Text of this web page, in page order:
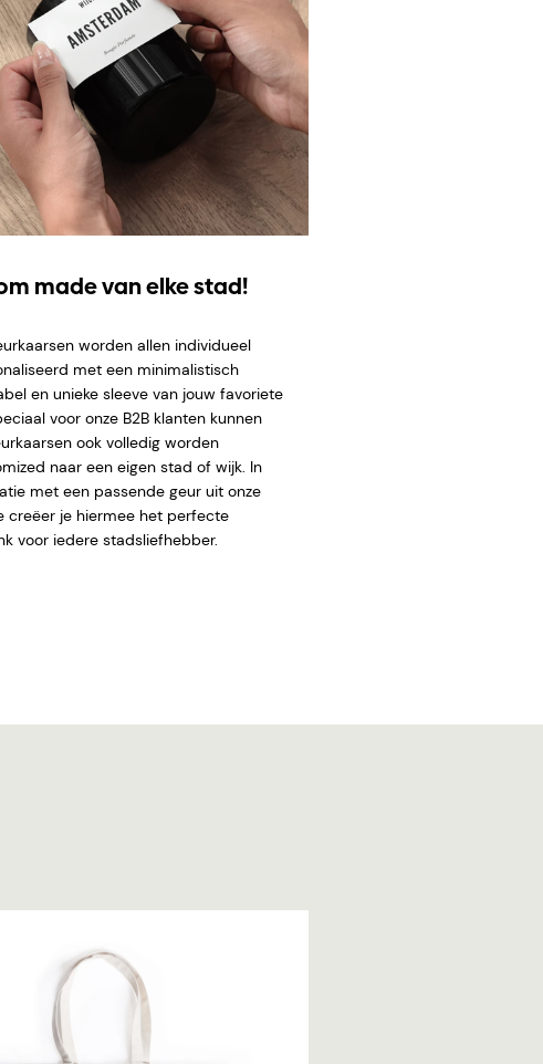
made van elke stad!
worden allen individueel
met een minimalistisch
en unieke sleeve van jouw favoriete
voor onze B2B klanten kunnen
ook volledig worden
naar een eigen stad of wijk. In
met een passende geur uit onze
creëer je hiermee het perfecte
voor iedere stadsliefhebber.